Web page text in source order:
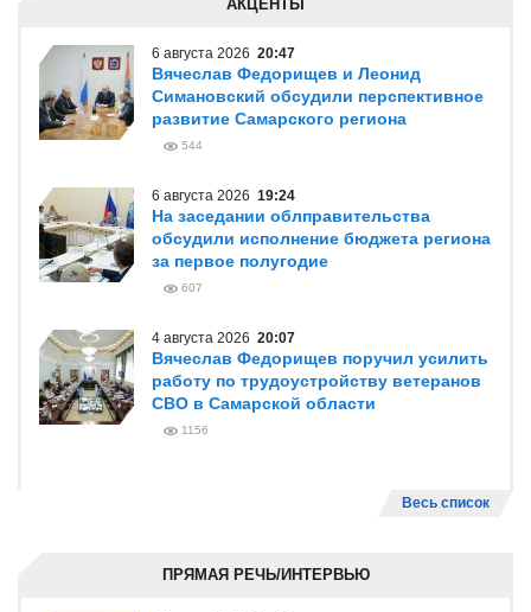
АКЦЕНТЫ
6 августа 2026 20:47
Вячеслав Федорищев и Леонид
Симановский обсудили перспективное
развитие Самарского региона
544
6 августа 2026 19:24
На заседании облправительства
обсудили исполнение бюджета региона
за первое полугодие
607
4 августа 2026 20:07
Вячеслав Федорищев поручил усилить
работу по трудоустройству ветеранов
СВО в Самарской области
1156
Весь список
ПРЯМАЯ РЕЧЬ/ИНТЕРВЬЮ